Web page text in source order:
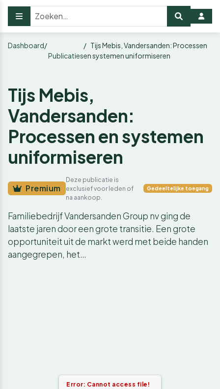
Dashboard
Publicaties
Tijs Mebis, Vandersanden: Processen
en systemen uniformiseren
Tijs Mebis,
Vandersanden:
Processen en systemen
uniformiseren
Premium
Deze publicatie is
exclusief voor leden of
na aankoop.
Gedeeltelijke toegang
Familiebedrijf Vandersanden Group nv ging de
laatste jaren door een grote transitie. Een grote
opportuniteit uit de markt werd met beide handen
aangegrepen, het…
Error: Cannot access file!